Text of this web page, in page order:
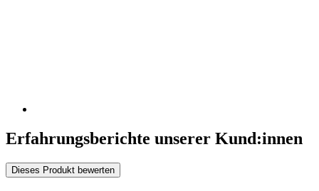
Erfahrungsberichte unserer Kund:innen
Dieses Produkt bewerten